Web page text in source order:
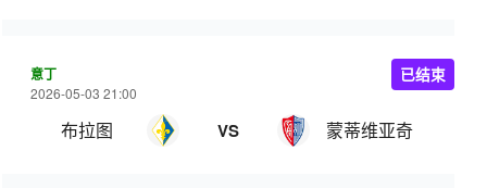
意丁
2026-05-03 21:00
布拉图 VS 蒙蒂维亚奇
已结束